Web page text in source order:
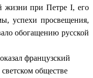
жизни при Петре I, его
успехи просвещения,
обогащению русской
французский
обществе